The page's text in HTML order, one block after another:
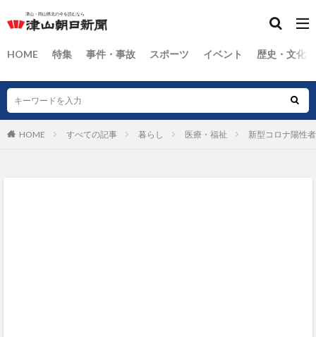
HOME 特集 事件・事故 スポーツ イベント 歴史・文化
HOME すべての記事 暮らし 医療・福祉 新型コロナ陽性